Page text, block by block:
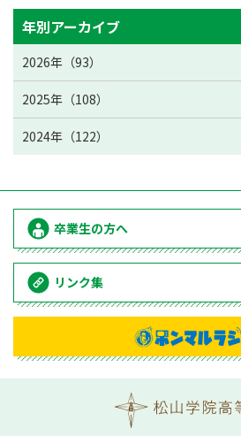
年別アーカイブ
2026年（93）
2025年（108）
2024年（122）
卒業生の方へ
リンク集